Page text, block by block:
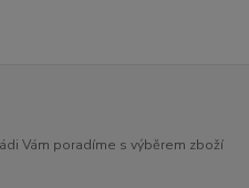
Vám poradíme s výběrem zboží